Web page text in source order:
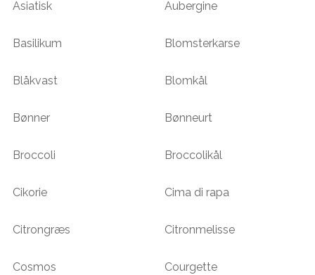
Asiatisk Aubergine
Basilikum Blomsterkarse
Blåkvast Blomkål
Bønner Bønneurt
Broccoli Broccolikål
Cikorie Cima di rapa
Citrongræs Citronmelisse
Cosmos Courgette